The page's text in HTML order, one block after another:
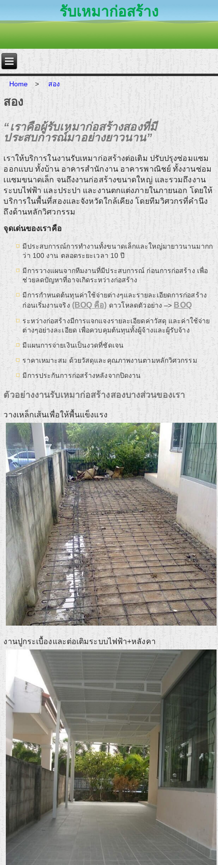
รับเหมาก่อสร้าง
Home > สอง
สอง
“เราคือผู้รับเหมาก่อสร้างสองที่มี
ประสบการณ์มาอย่างยาวนาน”
เราให้บริการในงานรับเหมาก่อสร้างต่อเติม ปรับปรุงซ่อมแซม
ออกแบบ ทั้งบ้าน อาคารสำนักงาน อาคารพาณิชย์ ทั้งงานซ่อม
เแซมขนาดเล็ก จนถึงงานก่อสร้างขนาดใหญ่ และรวมถึงงาน
ระบบไฟฟ้า และประปา และงานตกแต่งภายในภายนอก โดยให้
บริการในพื้นที่สองและจังหวัดใกล้เคียง โดยทีมวิศวกรที่คำนึง
ถึงด้านหลักวิศวกรรม
จุดเด่นของเราคือ
มีประสบการณ์การทำงานทั้งขนาดเล็กและใหญ่มายาวนานมากก
ว่า 100 งาน ตลอดระยะเวลา 10 ปี
มีการวางแผนจากทีมงานที่มีประสบการณ์ ก่อนการก่อสร้าง เพื่อ
ช่วยลดปัญหาที่อาจเกิดระหว่างก่อสร้าง
มีการกำหนดต้นทุนค่าใช้จ่ายต่างๆและรายละเอียดการก่อสร้าง
ก่อนเริ่มงานจริง (BOQ คือ) ดาวโหลดตัวอย่าง –> BOQ
ระหว่างก่อสร้างมีการแจกแจงรายละเอียดค่าวัสดุ และค่าใช้จ่าย
ต่างๆอย่างละเอียด เพื่อควบคุมต้นทุนทั้งผู้จ้างและผู้รับจ้าง
มีแผนการจ่ายเงินเป็นงวดที่ชัดเจน
ราคาเหมาะสม ด้วยวัสดุและคุณภาพงานตามหลักวิศวกรรม
มีการประกันการก่อสร้างหลังจากปิดงาน
ตัวอย่างงานรับเหมาก่อสร้างสองบางส่วนของเรา
วางเหล็กเส้นเพื่อให้พื้นแข็งแรง
งานปูกระเบื้องและต่อเติมระบบไฟฟ้า+หลังคา